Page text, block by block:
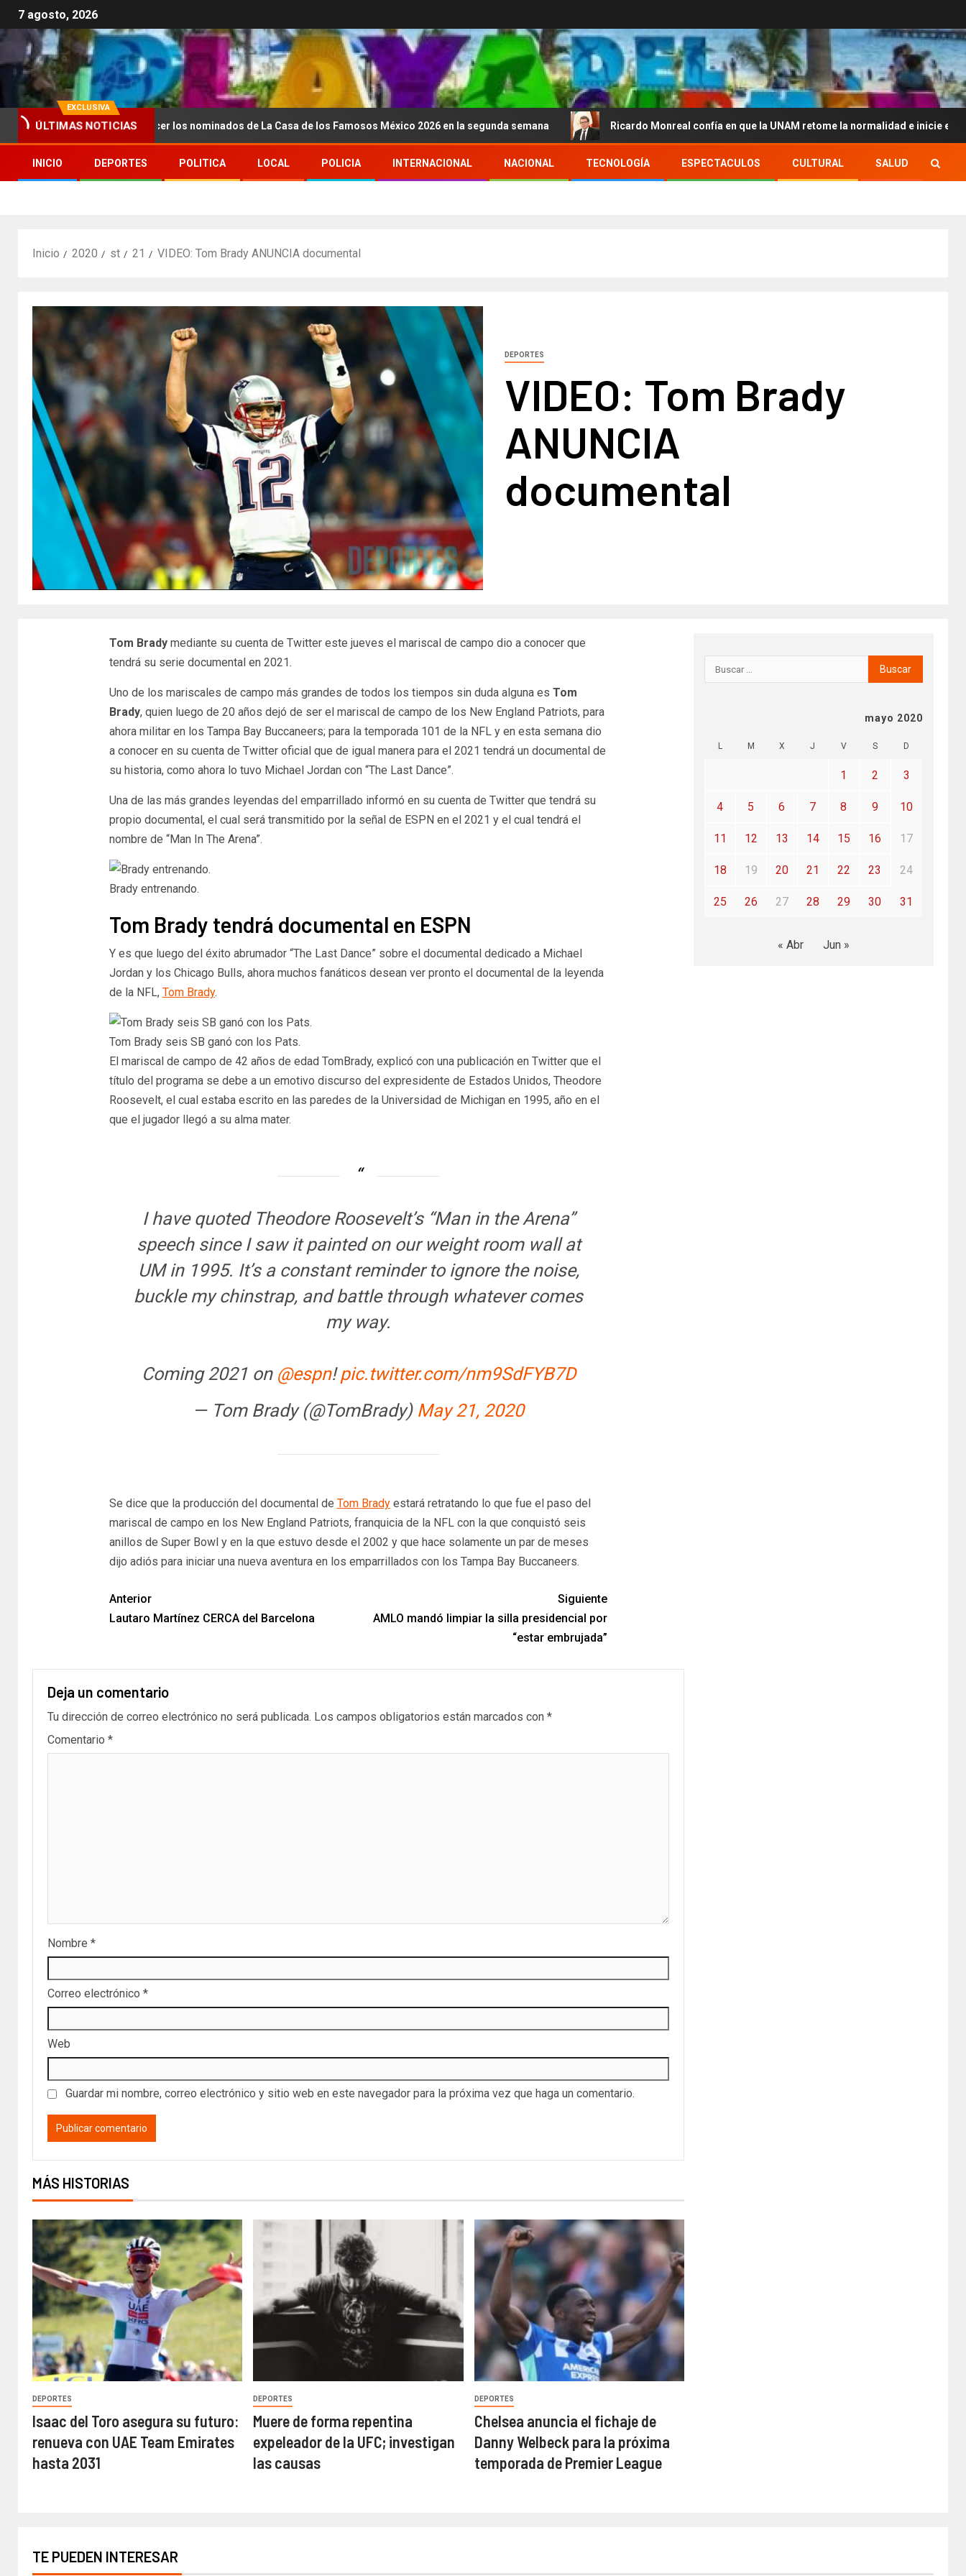
7 agosto, 2026
EXCLUSIVA
ÚLTIMAS NOTICIAS
se dieron a conocer los nominados de La Casa de los Famosos México 2026 en la segunda semana Ricardo Monreal confía en que la UNAM retome la normalidad e inicie el semestre
INICIO DEPORTES POLITICA LOCAL POLICIA INTERNACIONAL NACIONAL TECNOLOGÍA ESPECTACULOS CULTURAL SALUD
Inicio 2020 st 21 VIDEO: Tom Brady ANUNCIA documental
DEPORTES
VIDEO: Tom Brady
ANUNCIA
documental
Tom Bradymediante su cuenta de Twitter este jueves el mariscal de campo dio a conocer que
tendrá su serie documental en 2021.
Uno de los mariscales de campo más grandes de todos los tiempos sin duda alguna es Tom
Brady, quien luego de 20 años dejó de ser el mariscal de campo de los New England Patriots, para
ahora militar en los Tampa Bay Buccaneers; para la temporada 101 de la NFL y en esta semana dio
a conocer en su cuenta de Twitter oficial que de igual manera para el 2021 tendrá un documental de
su historia, como ahora lo tuvo Michael Jordan con “The Last Dance”.
Una de las más grandes leyendas del emparrillado informó en su cuenta de Twitter que tendrá su
propio documental, el cual será transmitido por la señal de ESPN en el 2021 y el cual tendrá el
nombre de “Man In The Arena”.
Brady entrenando.
Tom Brady tendrá documental en ESPN
Y es que luego del éxito abrumador “The Last Dance” sobre el documental dedicado a Michael
Jordan y los Chicago Bulls, ahora muchos fanáticos desean ver pronto el documental de la leyenda
de la NFL, Tom Brady.
Tom Brady seis SB ganó con los Pats.
El mariscal de campo de 42 años de edad TomBrady, explicó con una publicación en Twitter que el
título del programa se debe a un emotivo discurso del expresidente de Estados Unidos, Theodore
Roosevelt, el cual estaba escrito en las paredes de la Universidad de Michigan en 1995, año en el
que el jugador llegó a su alma mater.
I have quoted Theodore Roosevelt’s “Man in the Arena”
speech since I saw it painted on our weight room wall at
UM in 1995. It’s a constant reminder to ignore the noise,
buckle my chinstrap, and battle through whatever comes
my way.
Coming 2021 on @espn!pic.twitter.com/nm9SdFYB7D
— Tom Brady (@TomBrady) May 21, 2020
Se dice que la producción del documental de Tom Bradyestará retratando lo que fue el paso del
mariscal de campo en los New England Patriots, franquicia de la NFL con la que conquistó seis
anillos de Super Bowl y en la que estuvo desde el 2002 y que hace solamente un par de meses
dijo adiós para iniciar una nueva aventura en los emparrillados con los Tampa Bay Buccaneers.
Anterior
Lautaro Martínez CERCA del Barcelona
Siguiente
AMLO mandó limpiar la silla presidencial por
“estar embrujada”
Deja un comentario
Tu dirección de correo electrónico no será publicada. Los campos obligatorios están marcados con *
Comentario *
Nombre *
Correo electrónico *
Web
Guardar mi nombre, correo electrónico y sitio web en este navegador para la próxima vez que haga un comentario.
MÁS HISTORIAS
DEPORTES
Isaac del Toro asegura su futuro:
renueva con UAE Team Emirates
hasta 2031
DEPORTES
Muere de forma repentina
expeleador de la UFC; investigan
las causas
DEPORTES
Chelsea anuncia el fichaje de
Danny Welbeck para la próxima
temporada de Premier League
mayo 2020
L M X J V S D
1 2 3
4 5 6 7 8 9 10
11 12 13 14 15 16 17
18 19 20 21 22 23 24
25 26 27 28 29 30 31
« Abr Jun »
TE PUEDEN INTERESAR